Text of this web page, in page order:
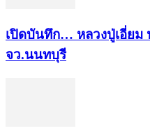
เปิดบันทึก… หลวงปู่เอี่ยม
จว.นนทบุรี